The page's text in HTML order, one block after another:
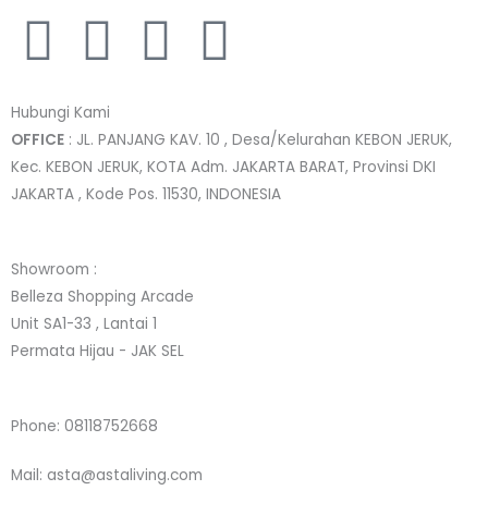
I
n
s
t
a
g
r
a
m
T
w
i
t
e
r
L
n
k
d
i
n
F
c
e
Hubungi Kami
OFFICE : JL. PANJANG KAV. 10 , Desa/Kelurahan KEBON JERUK,
Kec. KEBON JERUK, KOTA Adm. JAKARTA BARAT, Provinsi DKI
JAKARTA , Kode Pos. 11530, INDONESIA
Showroom :
Belleza Shopping Arcade
Unit SA1-33 , Lantai 1
Permata Hijau - JAK SEL
Phone: 08118752668
Mail: asta@astaliving.com